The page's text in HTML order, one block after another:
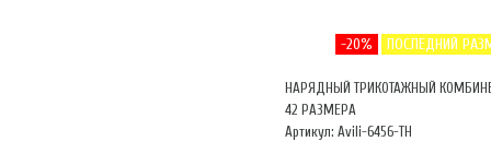
-20% ПОСЛЕДНИЙ
НАРЯДНЫЙ ТРИКОТАЖНЫЙ
42 РАЗМЕРА
Артикул: Avili-6456-ТН